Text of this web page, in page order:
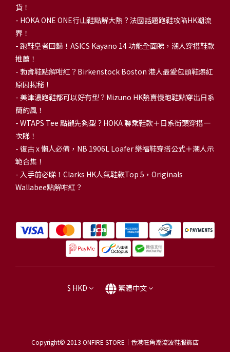
貨！
- HOKA ONE ONE行山鞋點解大熱？法國話題跑鞋攻陷HK潮流
界！
- 跑鞋皇者回歸！ASICS Kayano 14 功能全面睇，潮人穿搭鞋款
推薦！
- 勃肯鞋點解咁紅？Birkenstock Boston 港人最愛包頭鞋爆紅
原因揭秘！
- 美津濃跑鞋都可以好有型？Mizuno HK熱賣慢跑鞋點穿出日系
簡約風！
- WTAPS Tee 點襯先夠型？HOKA 聯乘鞋款＋日系街頭穿搭一
次睇！
- 復古 x 懶人必備，NB 1906L Loafer 樂福鞋穿搭公式＋潮人示
範合集！
- 入手前必睇！Clarks HK人氣鞋款Top 5，Originals
Wallabee點解咁紅？
$ HKD 繁體中文
Copyright© 2013 ONFIRE STORE｜香港旺角潮流波鞋服飾店